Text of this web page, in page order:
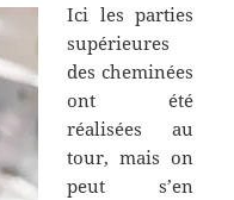
Ici les parties
supérieures
des cheminées
ont été
réalisées au
tour, mais on
peut s’en